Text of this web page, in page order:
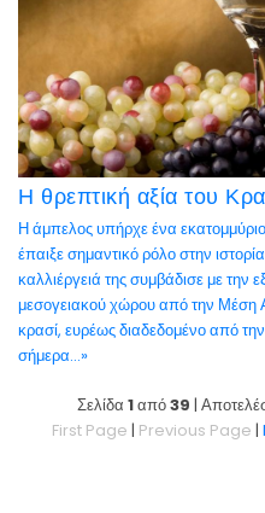
Η θρεπτική αξία του
Η άμπελος υπήρχε ένα
έπαιξε σημαντικό ρόλο στην
καλλιέργειά της συμβάδισε με
μεσογειακού χώρου από την
κρασί, ευρέως διαδεδομένο από
σήμερα...»
Σελίδα 1από39 |
First Page | Previous Page |